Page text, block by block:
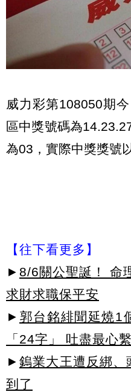
威力彩第108050期
區中獎號碼為
為03，實際中獎獎號
【往下看更多】
► 8/6關公聖誕！ 命
求財求職保平安
► 郭台銘緋聞延燒1
「24字」 吐盡最心
► 鎢業大王遭反綁、
到了